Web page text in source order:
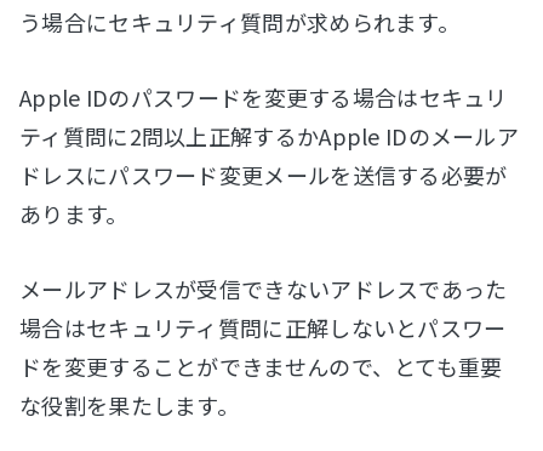
う場合にセキュリティ質問が求められます。
Apple IDのパスワードを変更する場合はセキュリ
ティ質問に2問以上正解するかApple IDのメールア
ドレスにパスワード変更メールを送信する必要が
あります。
メールアドレスが受信できないアドレスであった
場合はセキュリティ質問に正解しないとパスワー
ドを変更することができませんので、とても重要
な役割を果たします。